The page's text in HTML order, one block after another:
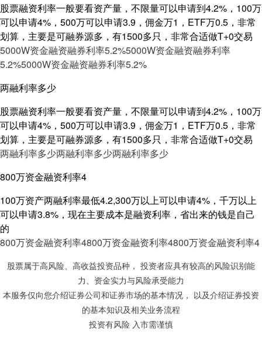
股票融资利率一般要看资产量，不限量可以申请到4.2%，100万
可以申请4%，500万可以申请3.9，佣金万1，ETF万0.5，非常
划算，主要是可融券源多，有1500多只，非常合适做T+0交易
5000W资金融资融券利率5.2%5000W资金融资融券利率
5.2%5000W资金融资融券利率5.2%
两融利率多少
股票融资利率一般要看资产量，不限量可以申请到4.2%，100万
可以申请4%，500万可以申请3.9，佣金万1，ETF万0.5，非常
划算，主要是可融券源多，有1500多只，非常合适做T+0交易
两融利率多少两融利率多少两融利率多少
800万资金融资利率4
100万资产两融利率最低4.2,300万以上可以申请4%，千万以上
可以申请3.8%，现在主要成本是融资利率，省出来的钱是自己
的
800万资金融资利率4800万资金融资利率4800万资金融资利率4
股票属于高风险、高收益投资品种， 投资者应具有较高的风险识别能
力、资金实力与风险承受能力
本服务仅向您介绍证券公司和证券市场的基本情况， 以及介绍证券投资
的基本知识及相关业务流程
投资有风险 入市需谨慎